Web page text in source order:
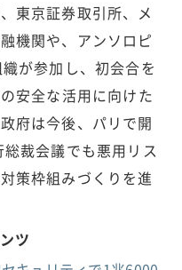
東京証券取引所、メ
機関や、アンソロピ
が参加し、初会合を
安全な活用に向けた
府は今後、パリで開
裁会議でも悪用リス
策枠組みづくりを進
ツ